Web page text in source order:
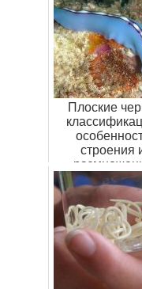
Плоские
строения